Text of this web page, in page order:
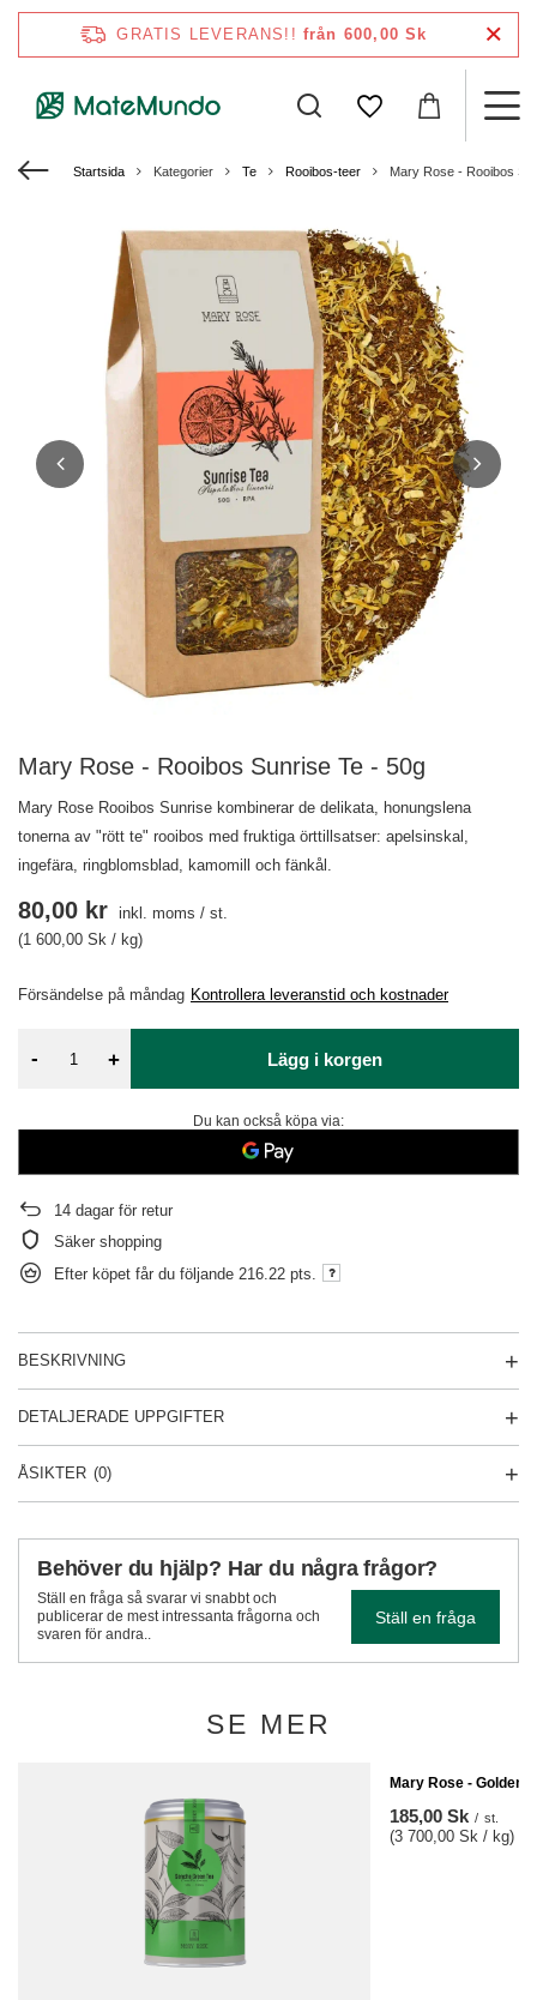
GRATIS LEVERANS!! från 600,00 Sk
Startsida Kategorier Te Rooibos-teer Mary Rose - Rooibos
Mary Rose - Rooibos Sunrise Te - 50g
Mary Rose Rooibos Sunrise kombinerar de delikata, honungslena
tonerna av "rött te" rooibos med fruktiga örttillsatser: apelsinskal,
ingefära, ringblomsblad, kamomill och fänkål.
Försändelse på måndag Kontrollera leveranstid och kostnader
80,00 kr inkl. moms / st.
(1 600,00 Sk / kg)
- + Lägg i korgen
Du kan också köpa via:
14 dagar för retur
Säker shopping
Efter köpet får du följande 216.22 pts.
BESKRIVNING
DETALJERADE UPPGIFTER
ÅSIKTER (0)
Behöver du hjälp? Har du några frågor?
Ställ en fråga så svarar vi snabbt och
publicerar de mest intressanta frågorna och
svaren för andra..
Ställ en fråga
SE MER
Mary Rose - Golden
185,00 Sk / st.
(3 700,00 Sk / kg)